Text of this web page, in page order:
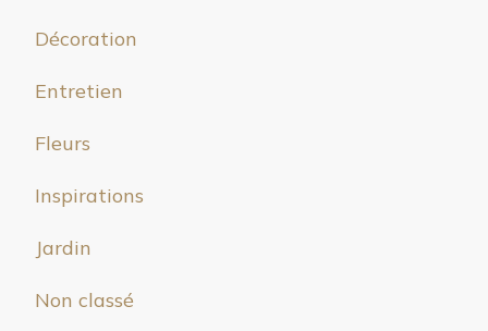
Décoration
Entretien
Fleurs
Inspirations
Jardin
Non classé